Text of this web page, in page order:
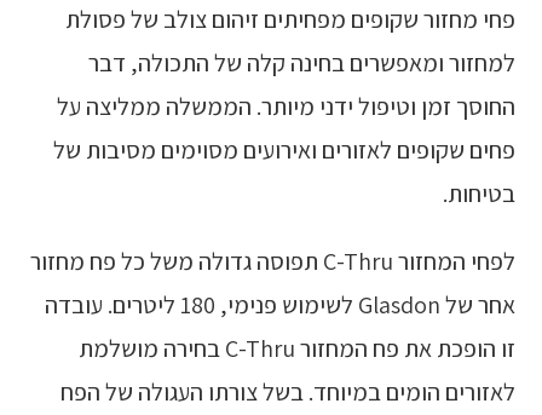
פחי מחזור שקופים מפחיתים זיהום צולב של פסולת
למחזור ומאפשרים בחינה קלה של התכולה, דבר
החוסך זמן וטיפול ידני מיותר. הממשלה ממליצה על
פחים שקופים לאזורים ואירועים מסוימים מסיבות של
בטיחות.
לפחי המחזור C-Thru תפוסה גדולה משל כל פח מחזור
אחר של Glasdon לשימוש פנימי, 180 ליטרים. עובדה
זו הופכת את פח המחזור C-Thru בחירה מושלמת
לאזורים הומים במיוחד. בשל צורתו העגולה של הפח